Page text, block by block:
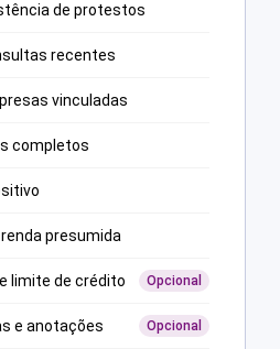
de protestos
recentes
vinculadas
completos
presumida
limite de crédito Opcional
e anotações Opcional